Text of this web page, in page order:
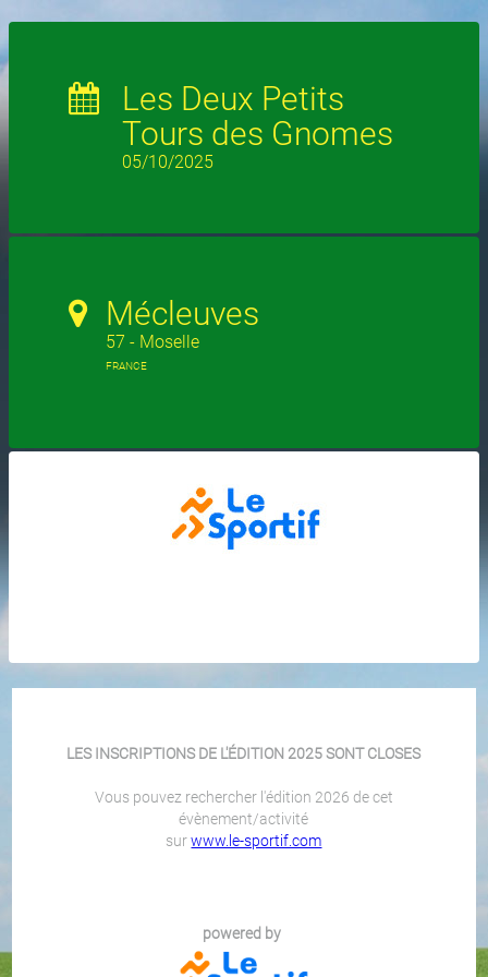
Les Deux Petits
Tours des Gnomes
05/10/2025
Mécleuves
57 - Moselle
FRANCE
LES INSCRIPTIONS DE L'ÉDITION 2025 SONT CLOSES
Vous pouvez rechercher l'édition 2026 de cet
évènement/activité
surwww.le-sportif.com
powered by